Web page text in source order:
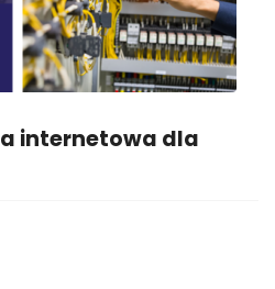
internetowa dla